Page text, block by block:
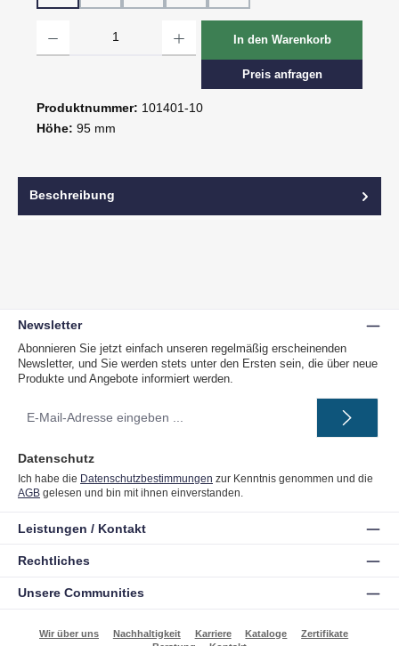
In den Warenkorb
Preis anfragen
Produktnummer: 101401-10
Höhe: 95 mm
Beschreibung
Newsletter
Abonnieren Sie jetzt einfach unseren regelmäßig erscheinenden
Newsletter, und Sie werden stets unter den Ersten sein, die über neue
Produkte und Angebote informiert werden.
Mail-
Datenschutz
Ich habe die Datenschutzbestimmungen zur Kenntnis genommen und die
AGB gelesen und bin mit ihnen einverstanden.
Unsere Communities
Leistungen / Kontakt
Rechtliches
Wir über uns Nachhaltigkeit Karriere Kataloge
Zertifikate